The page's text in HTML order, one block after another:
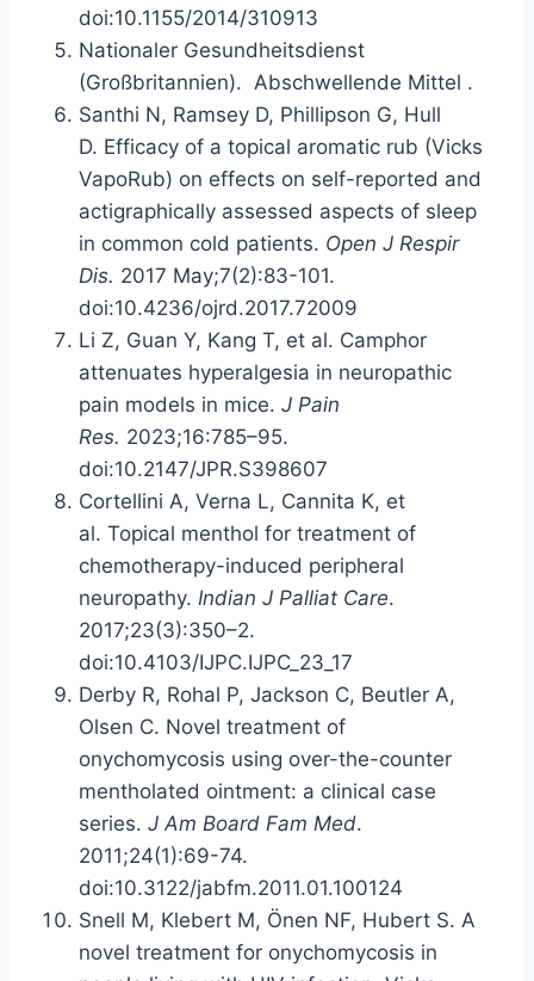
doi:10.1155/2014/310913
Nationaler Gesundheitsdienst
(Großbritannien). Abschwellende Mittel .
Santhi N, Ramsey D, Phillipson G, Hull
D. Efficacy of a topical aromatic rub (Vicks
VapoRub) on effects on self-reported and
actigraphically assessed aspects of sleep
in common cold patients. Open J Respir
Dis. 2017 May;7(2):83-101.
doi:10.4236/ojrd.2017.72009
Li Z, Guan Y, Kang T, et al. Camphor
attenuates hyperalgesia in neuropathic
pain models in mice. J Pain
Res. 2023;16:785–95.
doi:10.2147/JPR.S398607
Cortellini A, Verna L, Cannita K, et
al. Topical menthol for treatment of
chemotherapy-induced peripheral
neuropathy. Indian J Palliat Care.
2017;23(3):350–2.
doi:10.4103/IJPC.IJPC_23_17
Derby R, Rohal P, Jackson C, Beutler A,
Olsen C. Novel treatment of
onychomycosis using over-the-counter
mentholated ointment: a clinical case
series. J Am Board Fam Med.
2011;24(1):69-74.
doi:10.3122/jabfm.2011.01.100124
Snell M, Klebert M, Önen NF, Hubert S. A
novel treatment for onychomycosis in